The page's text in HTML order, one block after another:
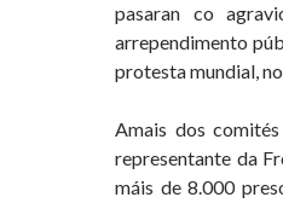
pasaran co
arrependimento
protesta mundial,
Amais dos
representante da
máis de 8.000